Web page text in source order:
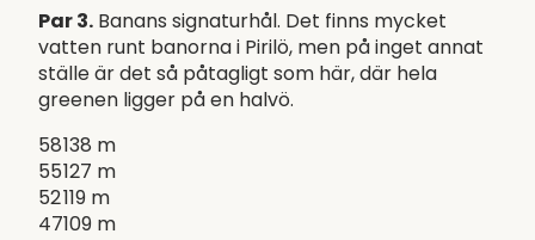
Par 3. Banans signaturhål. Det finns mycket
vatten runt banorna i Pirilö, men på inget annat
ställe är det så påtagligt som här, där hela
greenen ligger på en halvö.
58138 m
55127 m
52119 m
47109 m